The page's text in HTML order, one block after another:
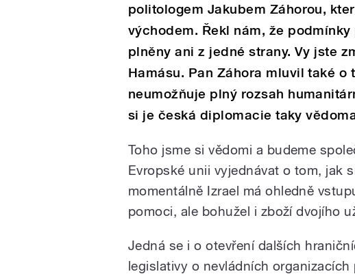
politologem Jakubem Záhorou,
východem. Řekl nám, že
plněny ani z jedné strany. Vy jste
Hamásu. Pan Záhora mluvil také o
neumožňuje plný rozsah
si je česká diplomacie taky
Toho jsme si vědomi a budeme
Evropské unii vyjednávat o tom, jak
momentálně Izrael má ohledně
pomoci, ale bohužel i zboží dvojího
Jedná se i o otevření dalších
legislativy o nevládních